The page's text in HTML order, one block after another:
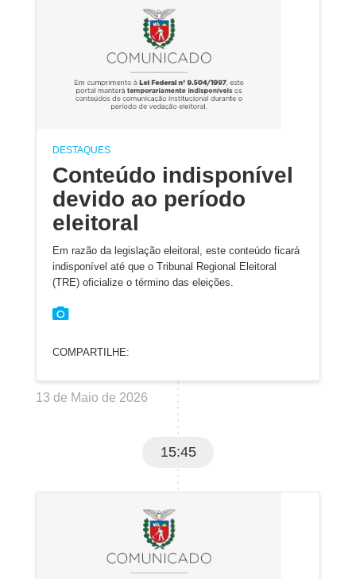
DESTAQUES
Conteúdo indisponível
devido ao período
eleitoral
Em razão da legislação eleitoral, este conteúdo ficará
indisponível até que o Tribunal Regional Eleitoral
(TRE) oficialize o término das eleições.
COMPARTILHE:
13 de Maio de 2026
15:45